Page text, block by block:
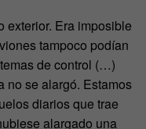
exterior. Era imposible
tampoco podían
de control (…)
no se alargó. Estamos
diarios que trae
alargado una